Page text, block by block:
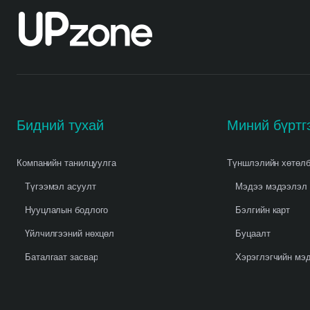
Бидний тухай
Компанийн танилцуулга
Түгээмэл асуулт
Нууцлалын бодлого
Үйлчилгээний нөхцөл
Баталгаат засвар
Миний
Түншлэлийн
Мэдээ мэдээлэл
Бэлгийн карт
Буцаалт
Хэрэглэгчийн